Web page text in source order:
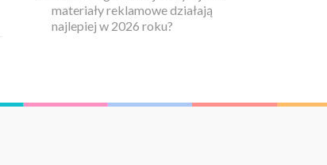
materiały reklamowe działają
najlepiej w 2026 roku?